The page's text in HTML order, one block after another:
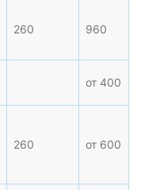
260 960
от 400
260 от 600